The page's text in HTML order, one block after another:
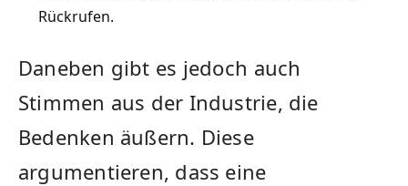
Rückrufen.
Daneben gibt⁤ es jedoch⁢ auch
Stimmen aus der Industrie, die
Bedenken äußern. Diese
argumentieren, ​dass​ eine